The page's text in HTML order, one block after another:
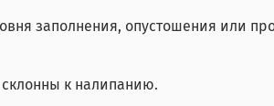
заполнения, опустошения или
к налипанию.